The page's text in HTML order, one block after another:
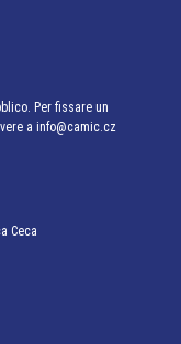
Per fissare un
a info@camic.cz
Ceca